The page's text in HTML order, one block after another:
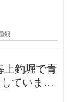
類
ていま